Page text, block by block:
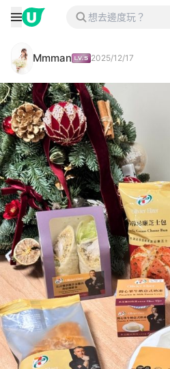
Mmman 2025/12/17